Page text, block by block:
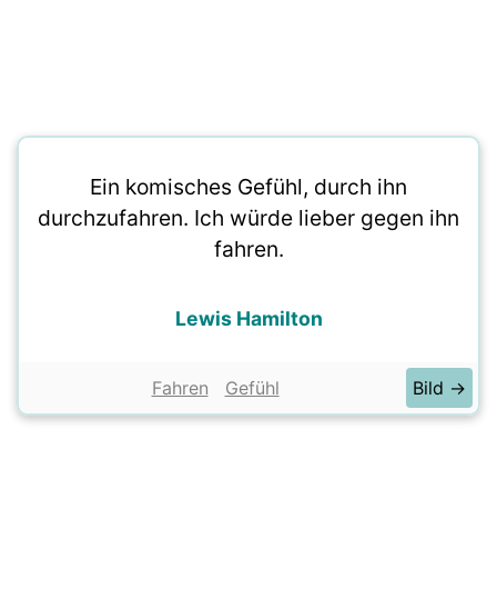
Ein komisches Gefühl, durch ihn
durchzufahren. Ich würde lieber gegen ihn
fahren.
Lewis Hamilton
Fahren Gefühl Bild →